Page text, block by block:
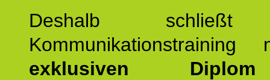
Deshalb schließt
exklusiven